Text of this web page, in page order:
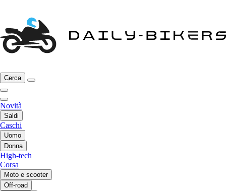
Cerca
Novità
Saldi
Caschi
Uomo
Donna
High-tech
Corsa
Moto e scooter
Off-road